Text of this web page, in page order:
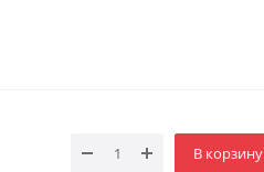
В корзину